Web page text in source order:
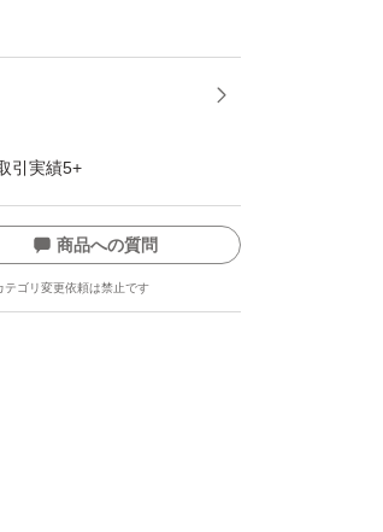
引実績5+
商品への質問
ゴリ変更依頼は禁止です